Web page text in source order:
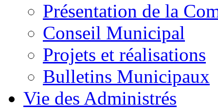
Présentation de la
Conseil Municipal
Projets et réalisations
Bulletins Municipaux
Vie des Administrés